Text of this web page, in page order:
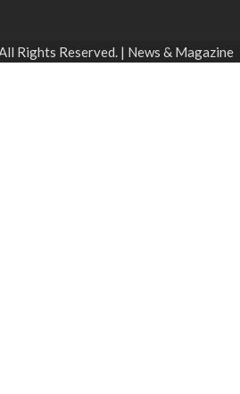
Rights Reserved. | News & Magazine